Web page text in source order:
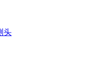
头